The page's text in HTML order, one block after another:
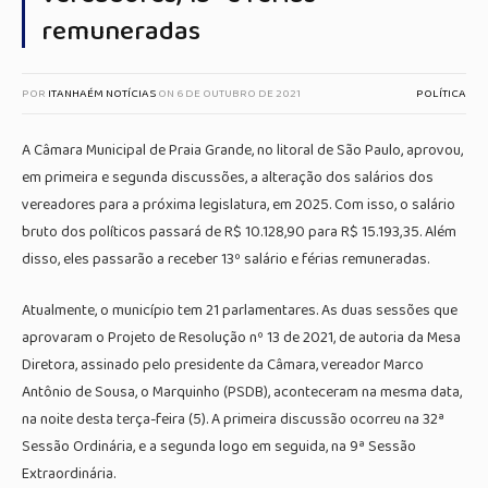
remuneradas
POR ITANHAÉM NOTÍCIASON 6 DE OUTUBRO DE 2021 POLÍTICA
A Câmara Municipal de Praia Grande, no litoral de São Paulo, aprovou,
em primeira e segunda discussões, a alteração dos salários dos
vereadores para a próxima legislatura, em 2025. Com isso, o salário
bruto dos políticos passará de R$ 10.128,90 para R$ 15.193,35. Além
disso, eles passarão a receber 13º salário e férias remuneradas.
Atualmente, o município tem 21 parlamentares. As duas sessões que
aprovaram o Projeto de Resolução nº 13 de 2021, de autoria da Mesa
Diretora, assinado pelo presidente da Câmara, vereador Marco
Antônio de Sousa, o Marquinho (PSDB), aconteceram na mesma data,
na noite desta terça-feira (5). A primeira discussão ocorreu na 32ª
Sessão Ordinária, e a segunda logo em seguida, na 9ª Sessão
Extraordinária.